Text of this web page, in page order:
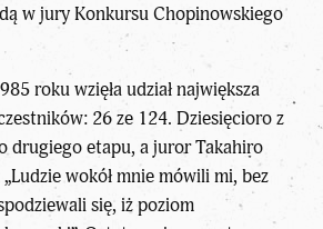
w jury Konkursu Chopinowskiego
roku wzięła udział największa
26 ze 124. Dziesięcioro z
drugiego etapu, a juror Takahiro
wokół mnie mówili mi, bez
się, iż poziom